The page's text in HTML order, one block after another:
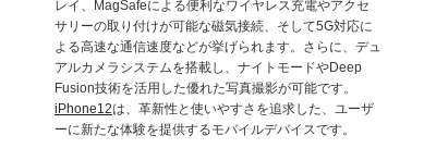
レイ、MagSafeによる便利なワイヤレス充電やアクセ
サリーの取り付けが可能な磁気接続、そして5G対応に
よる高速な通信速度などが挙げられます。さらに、デュ
アルカメラシステムを搭載し、ナイトモードやDeep
Fusion技術を活用した優れた写真撮影が可能です。
iPhone12は、革新性と使いやすさを追求した、ユーザ
ーに新たな体験を提供するモバイルデバイスです。